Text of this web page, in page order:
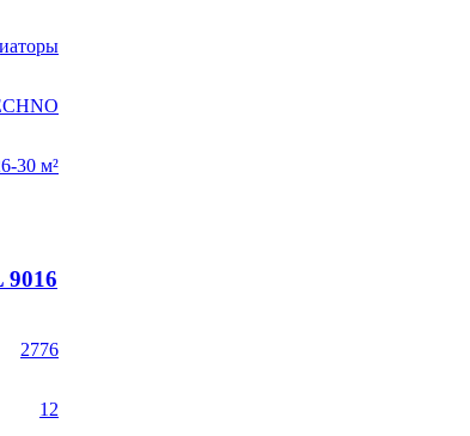
30 м²
9016
2776
12